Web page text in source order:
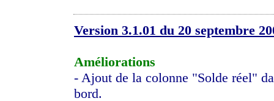
Version 3.1.01 du 20 septembre
Améliorations
- Ajout de la colonne "Solde réel"
bord.